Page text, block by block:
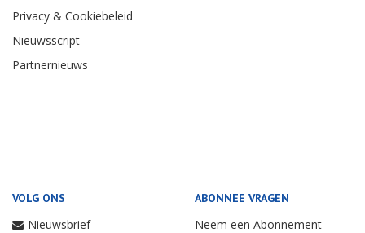
Privacy & Cookiebeleid
Nieuwsscript
Partnernieuws
VOLG ONS
Nieuwsbrief
ABONNEE VRAGEN
Neem een Abonnement